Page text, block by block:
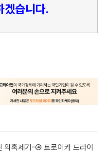
겠습니다.
의혹제기-④ 트로이카 드라이